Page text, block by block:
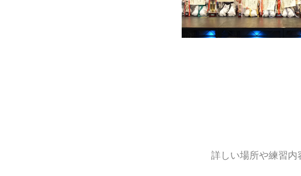
詳しい場所や練習内